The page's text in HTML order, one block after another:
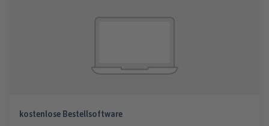
kostenlose Bestellsoftware